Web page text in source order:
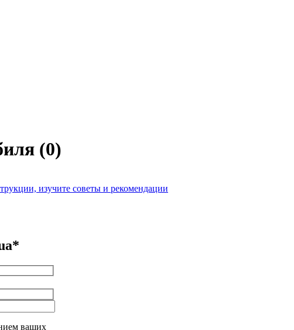
(0)
изучите советы и рекомендации
ваших